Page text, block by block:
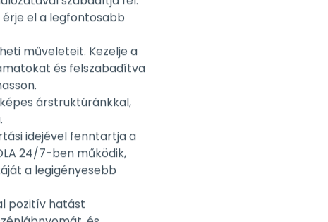
műveleteit. Kezelje a
és felszabadítva
árstruktúránkkal,
idejével fenntartja a
24/7-ben működik,
a legigényesebb
pozitív hatást
és
útdíjat és időt.